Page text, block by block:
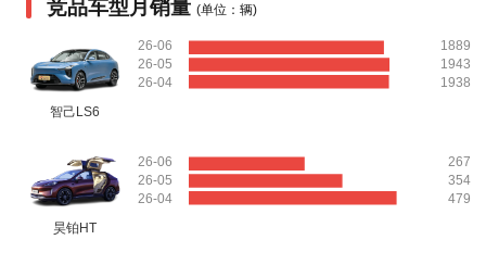
竞品车型月销量 (单位：辆)
智己LS6
26-06
26-05
26-04
1889
1943
1938
昊铂HT
26-06
26-05
26-04
267
354
479